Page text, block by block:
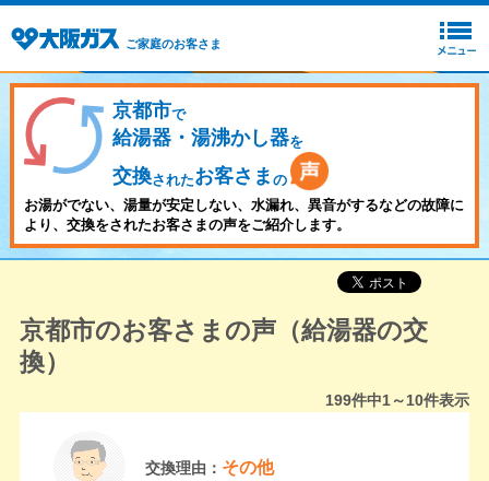
ご家庭のお客さま
京都市で
給湯器・湯沸かし器を
交換されたお客さま の
お湯がでない、湯量が安定しない、水漏れ、異音がするなどの故障に
より、交換をされたお客さまの声をご紹介します。
京都市のお客さまの声（給湯器の交
換）
199件中1～10件表示
交換理由： その他